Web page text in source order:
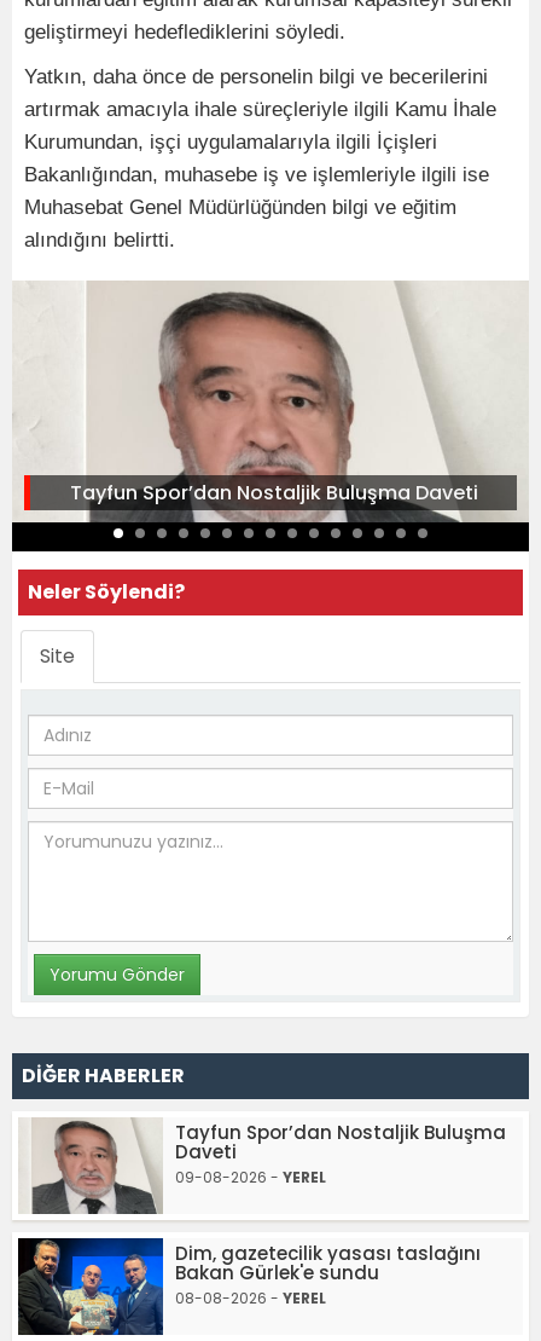
geliştirmeyi hedeflediklerini söyledi.
Yatkın, daha önce de personelin bilgi ve becerilerini
artırmak amacıyla ihale süreçleriyle ilgili Kamu İhale
Kurumundan, işçi uygulamalarıyla ilgili İçişleri
Bakanlığından, muhasebe iş ve işlemleriyle ilgili ise
Muhasebat Genel Müdürlüğünden bilgi ve eğitim
alındığını belirtti.
Tayfun Spor’dan Nostaljik Buluşma Daveti
Neler Söylendi?
Site
DİĞER HABERLER
Tayfun Spor’dan Nostaljik Buluşma
Daveti
09-08-2026 - YEREL
Dim, gazetecilik yasası taslağını
Bakan Gürlek'e sundu
08-08-2026 - YEREL